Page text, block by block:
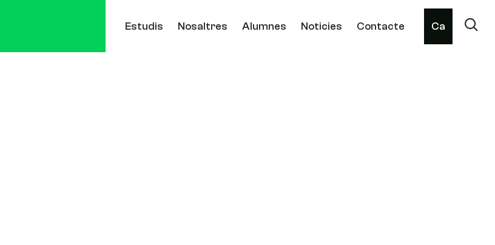
Estudis Nosaltres Alumnes Noticies Contacte Ca